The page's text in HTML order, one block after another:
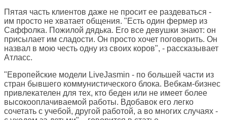
Пятая часть клиентов даже не просит ее раздеваться -
им просто не хватает общения. "Есть один фермер из
Саффолка. Пожилой дядька. Его все девушки знают: он
присылает им сладости. Он просто хочет поговорить. Он
назвал в мою честь одну из своих коров", - рассказывает
Атласс.
"Европейские модели LiveJasmin - по большей части из
стран бывшего коммунистического блока. Вебкам-бизнес
привлекателен для тех, кто беден или не имеет более
высокооплачиваемой работы. Вдобавок его легко
сочетать с учебой, другой работой, а во многих случаях -